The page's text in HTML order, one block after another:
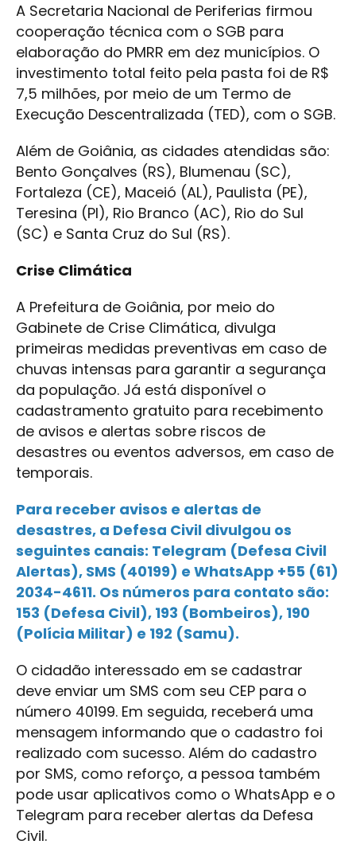
A Secretaria Nacional de Periferias firmou
cooperação técnica com o SGB para
elaboração do PMRR em dez municípios. O
investimento total feito pela pasta foi de R$
7,5 milhões, por meio de um Termo de
Execução Descentralizada (TED), com o SGB.
Além de Goiânia, as cidades atendidas são:
Bento Gonçalves (RS), Blumenau (SC),
Fortaleza (CE), Maceió (AL), Paulista (PE),
Teresina (PI), Rio Branco (AC), Rio do Sul
(SC) e Santa Cruz do Sul (RS).
Crise Climática
A Prefeitura de Goiânia, por meio do
Gabinete de Crise Climática, divulga
primeiras medidas preventivas em caso de
chuvas intensas para garantir a segurança
da população. Já está disponível o
cadastramento gratuito para recebimento
de avisos e alertas sobre riscos de
desastres ou eventos adversos, em caso de
temporais.
Para receber avisos e alertas de
desastres, a Defesa Civil divulgou os
seguintes canais: Telegram (Defesa Civil
Alertas), SMS (40199) e WhatsApp +55 (61)
2034-4611. Os números para contato são:
153 (Defesa Civil), 193 (Bombeiros), 190
(Polícia Militar) e 192 (Samu).
O cidadão interessado em se cadastrar
deve enviar um SMS com seu CEP para o
número 40199. Em seguida, receberá uma
mensagem informando que o cadastro foi
realizado com sucesso. Além do cadastro
por SMS, como reforço, a pessoa também
pode usar aplicativos como o WhatsApp e o
Telegram para receber alertas da Defesa
Civil.